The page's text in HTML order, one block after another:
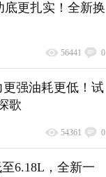
底更扎实！全新换
56441 0
更强油耗更低！试
歌
54361 0
6.18L，全新一